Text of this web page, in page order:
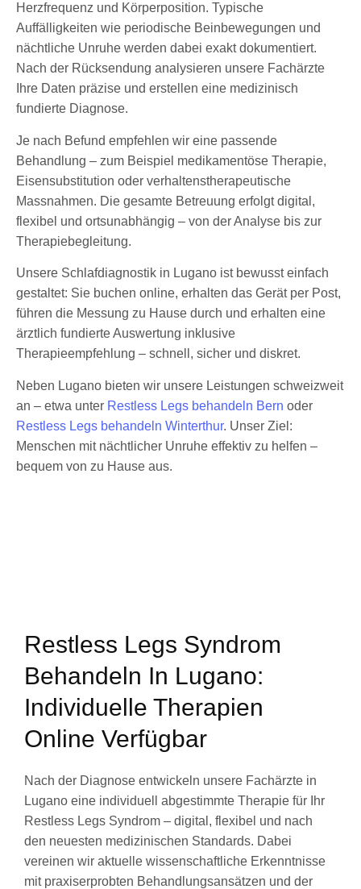
Herzfrequenz und Körperposition. Typische
Auffälligkeiten wie periodische Beinbewegungen und
nächtliche Unruhe werden dabei exakt dokumentiert.
Nach der Rücksendung analysieren unsere Fachärzte
Ihre Daten präzise und erstellen eine medizinisch
fundierte Diagnose.
Je nach Befund empfehlen wir eine passende
Behandlung – zum Beispiel medikamentöse Therapie,
Eisensubstitution oder verhaltenstherapeutische
Massnahmen. Die gesamte Betreuung erfolgt digital,
flexibel und ortsunabhängig – von der Analyse bis zur
Therapiebegleitung.
Unsere Schlafdiagnostik in Lugano ist bewusst einfach
gestaltet: Sie buchen online, erhalten das Gerät per Post,
führen die Messung zu Hause durch und erhalten eine
ärztlich fundierte Auswertung inklusive
Therapieempfehlung – schnell, sicher und diskret.
Neben Lugano bieten wir unsere Leistungen schweizweit
an – etwa unter Restless Legs behandeln Bern oder
Restless Legs behandeln Winterthur. Unser Ziel:
Menschen mit nächtlicher Unruhe effektiv zu helfen –
bequem von zu Hause aus.
Restless Legs Syndrom
Behandeln In Lugano:
Individuelle Therapien
Online Verfügbar
Nach der Diagnose entwickeln unsere Fachärzte in
Lugano eine individuell abgestimmte Therapie für Ihr
Restless Legs Syndrom – digital, flexibel und nach
den neuesten medizinischen Standards. Dabei
vereinen wir aktuelle wissenschaftliche Erkenntnisse
mit praxiserprobten Behandlungsansätzen und der